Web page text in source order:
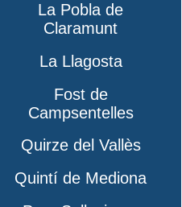
La Pobla de
Claramunt
La Llagosta
Fost de
Campsentelles
Quirze del Vallès
Quintí de Mediona